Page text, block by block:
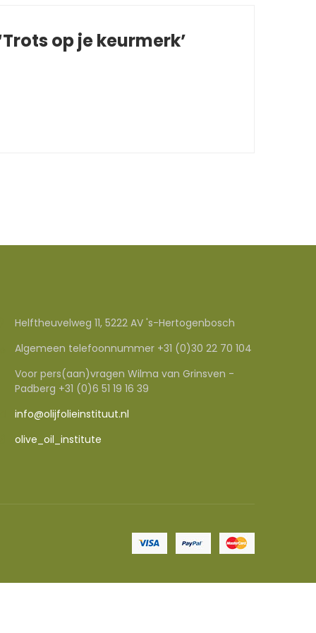
op je keurmerk’
Helftheuvelweg 11, 5222 AV 's-Hertogenbosch
Algemeen telefoonnummer +31 (0)30 22 70 104
Voor pers(aan)vragen Wilma van Grinsven -
Padberg +31 (0)6 51 19 16 39
info@olijfolieinstituut.nl
olive_oil_institute